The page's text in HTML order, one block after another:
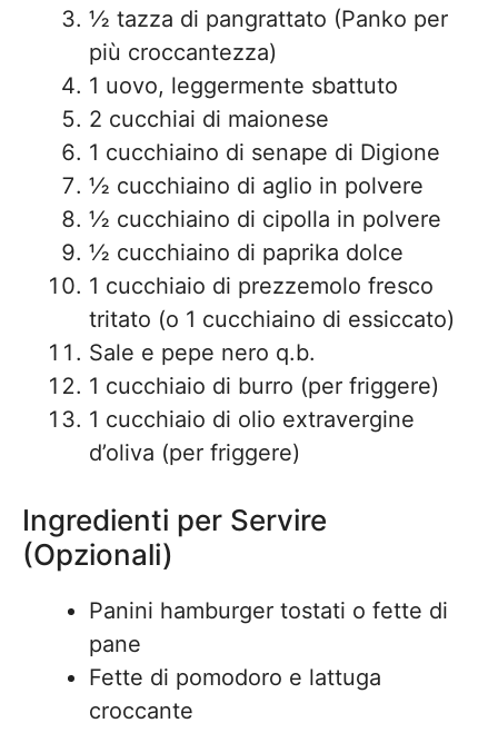
½ tazza di pangrattato (Panko per
più croccantezza)
1 uovo, leggermente sbattuto
2 cucchiai di maionese
1 cucchiaino di senape di Digione
½ cucchiaino di aglio in polvere
½ cucchiaino di cipolla in polvere
½ cucchiaino di paprika dolce
1 cucchiaio di prezzemolo fresco
tritato (o 1 cucchiaino di essiccato)
Sale e pepe nero q.b.
1 cucchiaio di burro (per friggere)
1 cucchiaio di olio extravergine
d’oliva (per friggere)
Ingredienti per Servire
(Opzionali)
Panini hamburger tostati o fette di
pane
Fette di pomodoro e lattuga
croccante